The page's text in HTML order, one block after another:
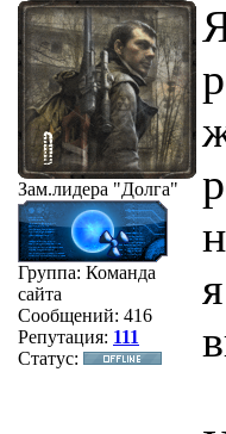
Зам.лидера "Долга"
Группа: Команда
сайта
Сообщений: 416
Репутация: 111
Статус: